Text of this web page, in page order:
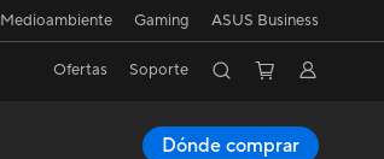
Medioambiente Gaming ASUS Business
Ofertas Soporte
Dónde comprar